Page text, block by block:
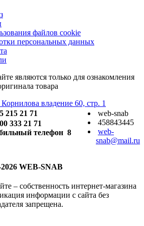
файлов cookie
персональных данных
являются только для ознакомления
товара
владение 60, стр. 1
215 21 71
333 21 71
8
web-snab
458843445
web-
snab@mail.ru
WEB-SNAB
– собственность интернет-магазина
информации с сайта без
запрещена.